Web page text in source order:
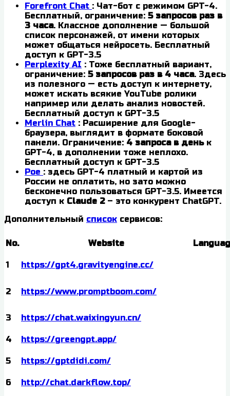
Forefront Chat : Чат-бот с режимом GPT-4.
Бесплатный, ограничение: 5 запросов раз в
3 часа. Классное дополнение — большой
список персонажей, от имени которых
может общаться нейросеть. Бесплатный
доступ к GPT-3.5
Perplexity AI : Тоже бесплатный вариант,
ограничение: 5 запросов раз в 4 часа. Здесь
из полезного — есть доступ к интернету,
может искать всякие YouTube ролики
например или делать анализ новостей.
Бесплатный доступ к GPT-3.5
Merlin Chat : Расширение для Google-
браузера, выглядит в формате боковой
панели. Ограничение: 4 запроса в деньк
GPT-4, в дополнении тоже неплохо.
Бесплатный доступ к GPT-3.5
Poe : здесь GPT-4 платный и картой из
России не оплатить, но зато можно
бесконечно пользоваться GPT-3.5. Имеется
доступ к Claude 2– это конкурент ChatGPT.
Дополнительный список сервисов:
No. Website
1 https://gpt4.gravityengine.cc/
2 https://www.promptboom.com/
3 https://chat.waixingyun.cn/
4 https://greengpt.app/
5 https://gptdidi.com/
6 http://chat.darkflow.top/